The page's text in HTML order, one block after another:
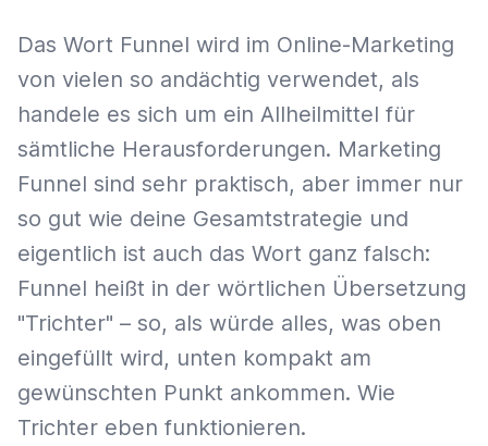
Das Wort Funnel wird im Online-Marketing
von vielen so andächtig verwendet, als
handele es sich um ein Allheilmittel für
sämtliche Herausforderungen. Marketing
Funnel sind sehr praktisch, aber immer nur
so gut wie deine Gesamtstrategie und
eigentlich ist auch das Wort ganz falsch:
Funnel heißt in der wörtlichen Übersetzung
"Trichter" – so, als würde alles, was oben
eingefüllt wird, unten kompakt am
gewünschten Punkt ankommen. Wie
Trichter eben funktionieren.